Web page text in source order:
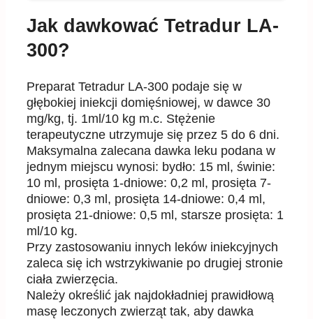
Jak dawkować Tetradur LA-
300?
Preparat Tetradur LA-300 podaje się w
głębokiej iniekcji domięśniowej, w dawce 30
mg/kg, tj. 1ml/10 kg m.c. Stężenie
terapeutyczne utrzymuje się przez 5 do 6 dni.
Maksymalna zalecana dawka leku podana w
jednym miejscu wynosi: bydło: 15 ml, świnie:
10 ml, prosięta 1-dniowe: 0,2 ml, prosięta 7-
dniowe: 0,3 ml, prosięta 14-dniowe: 0,4 ml,
prosięta 21-dniowe: 0,5 ml, starsze prosięta: 1
ml/10 kg.
Przy zastosowaniu innych leków iniekcyjnych
zaleca się ich wstrzykiwanie po drugiej stronie
ciała zwierzęcia.
Należy określić jak najdokładniej prawidłową
masę leczonych zwierząt tak, aby dawka